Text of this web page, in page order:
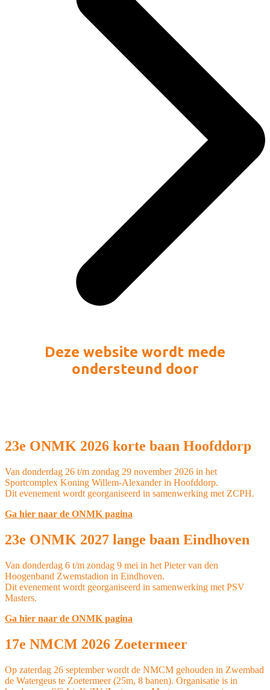
Deze website wordt mede
ondersteund door
23e ONMK 2026 korte baan Hoofddorp
Van donderdag 26 t/m zondag 29 november 2026 in het
Sportcomplex Koning Willem-Alexander in Hoofddorp.
Dit evenement wordt georganiseerd in samenwerking met ZCPH.
Ga hier naar de ONMK pagina
23e ONMK 2027 lange baan Eindhoven
Van donderdag 6 t/m zondag 9 mei in het Pieter van den
Hoogenband Zwemstadion in Eindhoven.
Dit evenement wordt georganiseerd in samenwerking met PSV
Masters.
Ga hier naar de ONMK pagina
17e NMCM 2026 Zoetermeer
Op zaterdag 26 september wordt de NMCM gehouden in Zwembad
de Watergeus te Zoetermeer (25m, 8 banen). Organisatie is in